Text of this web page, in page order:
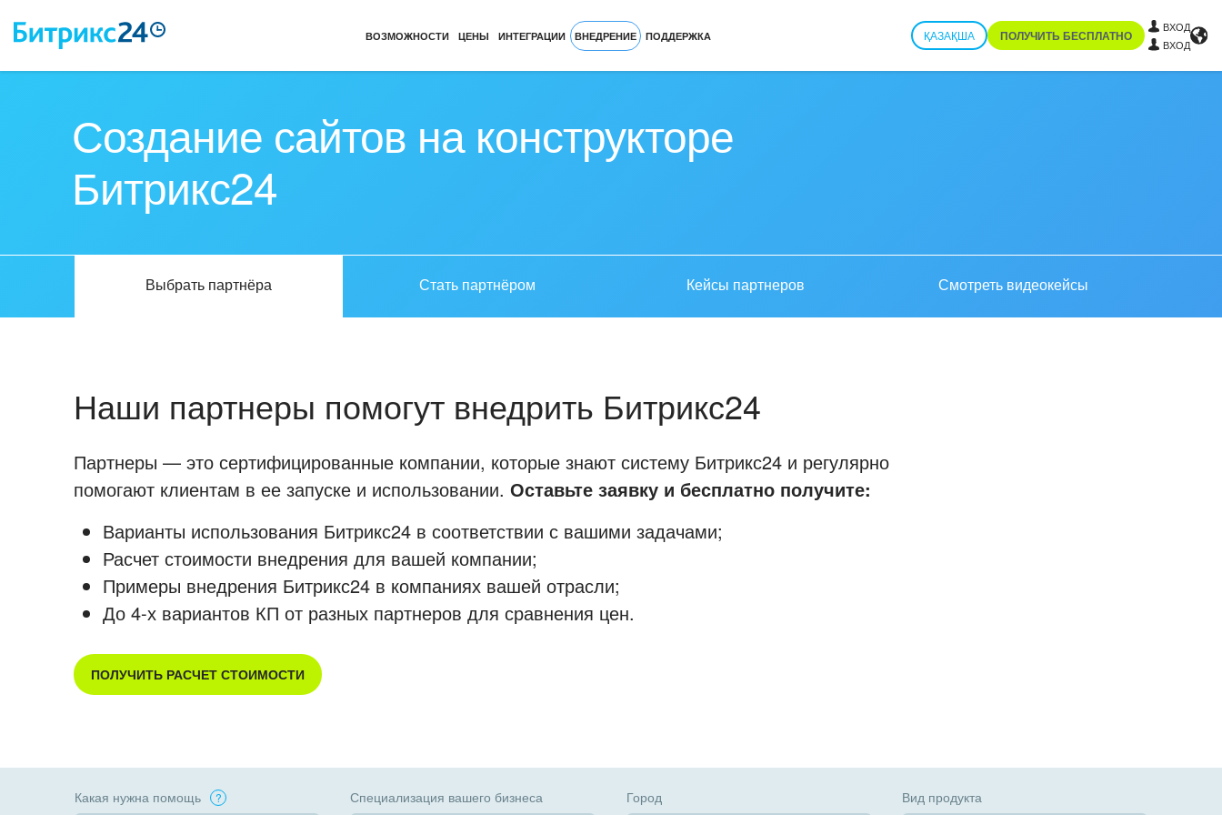
ВОЗМОЖНОСТИ ЦЕНЫ ИНТЕГРАЦИИ ВНЕДРЕНИЕ ПОДДЕРЖКА ҚАЗАҚША ПОЛУЧИТЬ БЕСПЛАТНО
ВХОД
ВХОД
Создание сайтов на конструкторе
Битрикс24
Выбрать партнёра Стать партнёром Кейсы партнеров Смотреть видеокейсы
Наши партнеры помогут внедрить Битрикс24
Партнеры — это сертифицированные компании, которые знают систему Битрикс24 и регулярно
помогают клиентам в ее запуске и использовании. Оставьте заявку и бесплатно получите:
Варианты использования Битрикс24 в соответствии с вашими задачами;
Расчет стоимости внедрения для вашей компании;
Примеры внедрения Битрикс24 в компаниях вашей отрасли;
До 4-х вариантов КП от разных партнеров для сравнения цен.
ПОЛУЧИТЬ РАСЧЕТ СТОИМОСТИ
Какая нужна помощь Специализация вашего бизнеса Город Вид продукта